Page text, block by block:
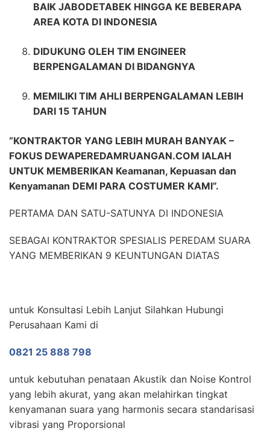
BAIK JABODETABEK HINGGA KE BEBERAPA
AREA KOTA DI INDONESIA
DIDUKUNG OLEH TIM ENGINEER
BERPENGALAMAN DI BIDANGNYA
MEMILIKI TIM AHLI BERPENGALAMAN LEBIH
DARI 15 TAHUN
“KONTRAKTOR YANG LEBIH MURAH BANYAK –
FOKUS DEWAPEREDAMRUANGAN.COM IALAH
UNTUK MEMBERIKAN Keamanan, Kepuasan dan
Kenyamanan DEMI PARA COSTUMER KAMI”.
PERTAMA DAN SATU-SATUNYA DI INDONESIA
SEBAGAI KONTRAKTOR SPESIALIS PEREDAM SUARA
YANG MEMBERIKAN 9 KEUNTUNGAN DIATAS
untuk Konsultasi Lebih Lanjut Silahkan Hubungi
Perusahaan Kami di
0821 25 888 798
untuk kebutuhan penataan Akustik dan Noise Kontrol
yang lebih akurat, yang akan melahirkan tingkat
kenyamanan suara yang harmonis secara standarisasi
vibrasi yang Proporsional